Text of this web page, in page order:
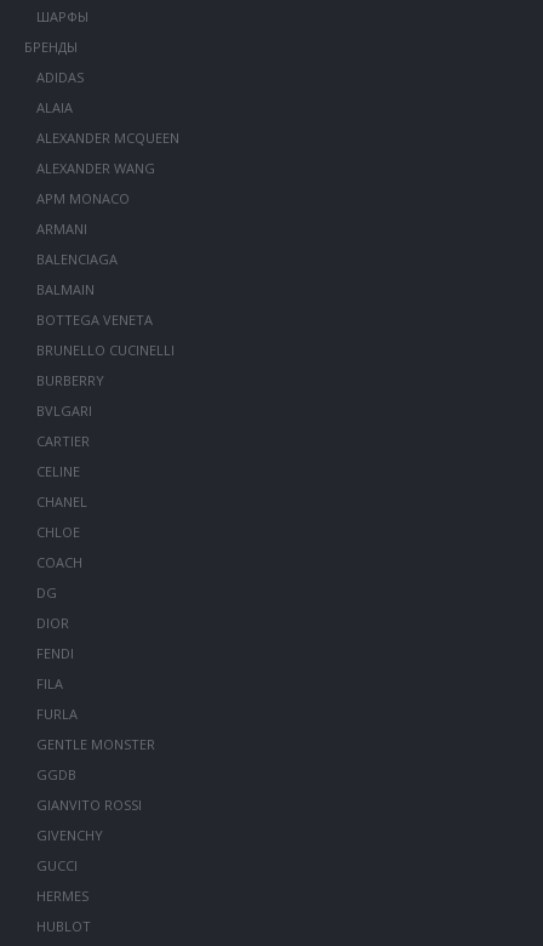
ШАРФЫ
БРЕНДЫ
ADIDAS
ALAIA
ALEXANDER MCQUEEN
ALEXANDER WANG
APM MONACO
ARMANI
BALENCIAGA
BALMAIN
BOTTEGA VENETA
BRUNELLO CUCINELLI
BURBERRY
BVLGARI
CARTIER
CELINE
CHANEL
CHLOE
COACH
DG
DIOR
FENDI
FILA
FURLA
GENTLE MONSTER
GGDB
GIANVITO ROSSI
GIVENCHY
GUCCI
HERMES
HUBLOT